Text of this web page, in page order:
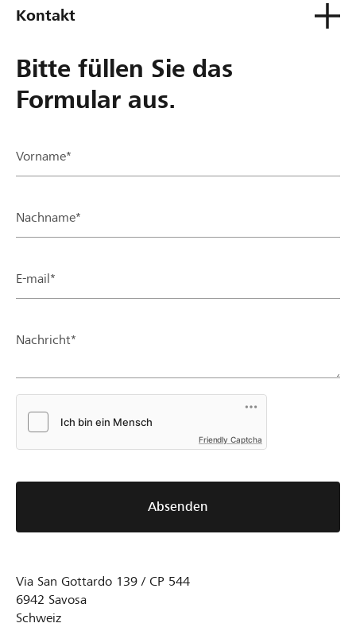
Kontakt
Bitte füllen Sie das
Formular aus.
Vorname*
Nachname*
E-mail*
Nachricht*
Friendly Captcha
Absenden
Via San Gottardo 139 / CP 544
6942 Savosa
Schweiz